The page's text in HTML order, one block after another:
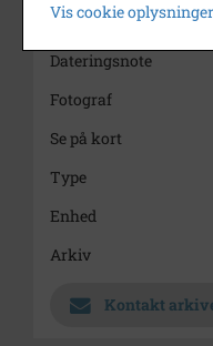
Periode
Dateringsnote
Fotograf
Se på kort
Type
Enhed
Arkiv
Kontakt
Vis cookie oplysninger